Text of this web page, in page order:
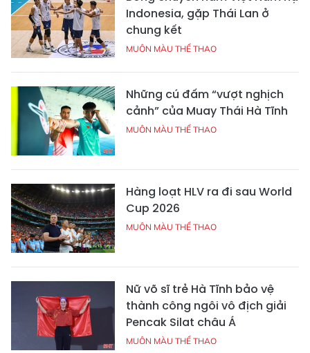
Indonesia, gặp Thái Lan ở
chung kết
MUÔN MÀU THỂ THAO
Những cú đấm “vượt nghịch
cảnh” của Muay Thái Hà Tĩnh
MUÔN MÀU THỂ THAO
Hàng loạt HLV ra đi sau World
Cup 2026
MUÔN MÀU THỂ THAO
Nữ võ sĩ trẻ Hà Tĩnh bảo vệ
thành công ngôi vô địch giải
Pencak Silat châu Á
MUÔN MÀU THỂ THAO